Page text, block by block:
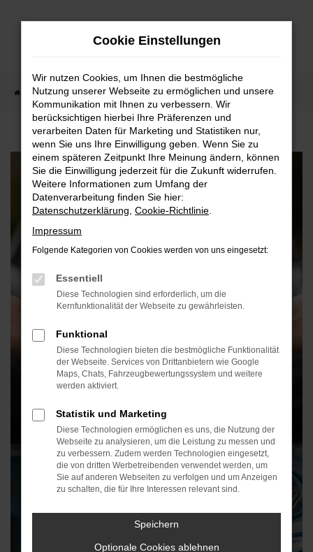
Zum
Startseite Blog
25.06.2026 Blog
Auto verkaufen in Horb
Cookie Einstellungen
Wir nutzen Cookies, um Ihnen die bestmögliche
Nutzung unserer Webseite zu ermöglichen und unsere
Kommunikation mit Ihnen zu verbessern. Wir
berücksichtigen hierbei Ihre Präferenzen und
verarbeiten Daten für Marketing und Statistiken nur,
wenn Sie uns Ihre Einwilligung geben. Wenn Sie zu
einem späteren Zeitpunkt Ihre Meinung ändern, können
Sie die Einwilligung jederzeit für die Zukunft widerrufen.
Weitere Informationen zum Umfang der
Datenverarbeitung finden Sie hier:
Datenschutzerklärung Cookie-Richtlinie
Impressum
Folgende Kategorien von Cookies werden von uns eingesetzt:
Essentiell
Diese Technologien sind erforderlich, um die
Kernfunktionalität der Webseite zu gewährleisten.
Funktional
Diese Technologien bieten die bestmögliche Funktionalität
der Webseite. Services von Drittanbietern wie Google
Maps, Chats, Fahrzeugbewertungssystem und weitere
werden aktiviert.
Statistik und Marketing
Diese Technologien ermöglichen es uns, die Nutzung der
Webseite zu analysieren, um die Leistung zu messen und
zu verbessern. Zudem werden Technologien eingesetzt,
die von dritten Werbetreibenden verwendet werden, um
Sie auf anderen Webseiten zu verfolgen und um Anzeigen
zu schalten, die für Ihre Interessen relevant sind.
Speichern
Optionale Cookies ablehnen